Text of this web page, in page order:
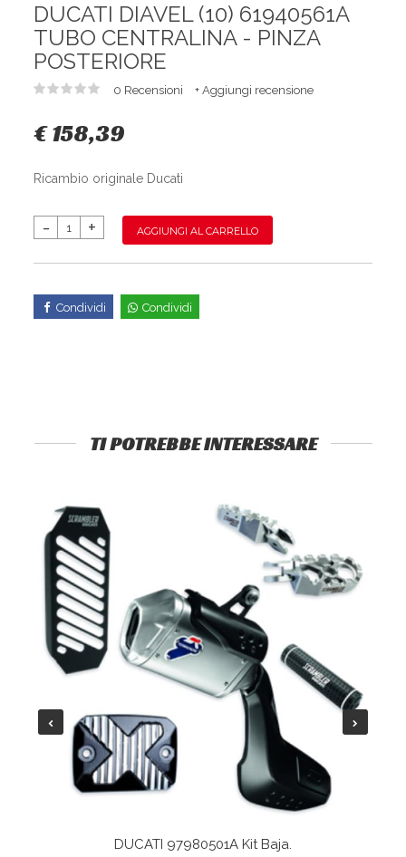
DUCATI DIAVEL (10) 61940561A
TUBO CENTRALINA - PINZA
POSTERIORE
0 Recensioni + Aggiungi recensione
€ 158,39
Ricambio originale Ducati
AGGIUNGI AL CARRELLO
Condividi Condividi
TI POTREBBE INTERESSARE
DUCATI 97980501A Kit Baja.